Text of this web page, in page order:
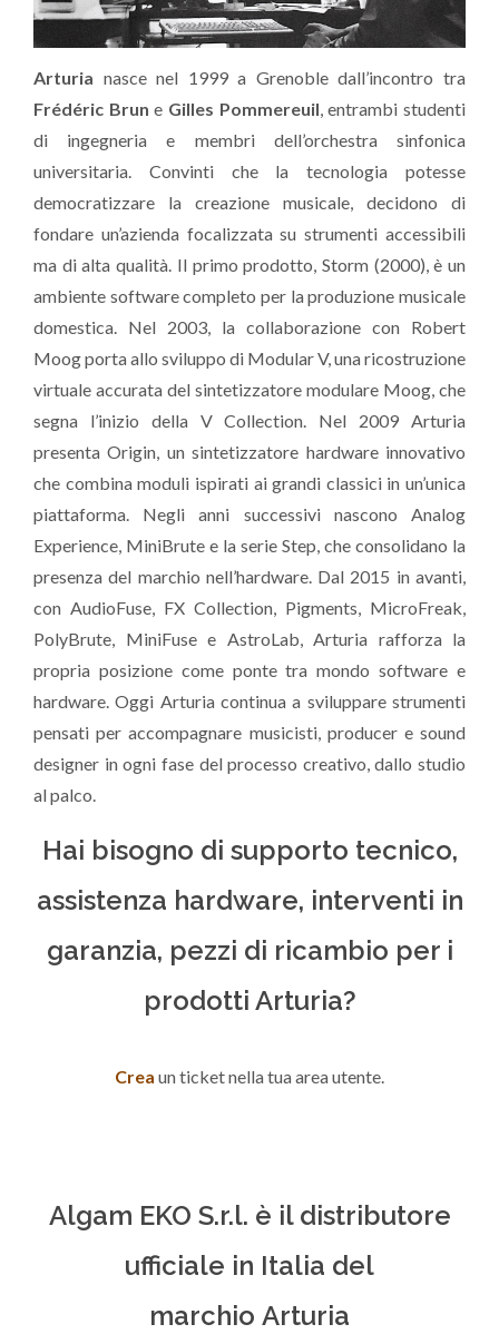
Arturia nasce nel 1999 a Grenoble dall’incontro tra
Frédéric Brun e Gilles Pommereuil, entrambi studenti
di ingegneria e membri dell’orchestra sinfonica
universitaria. Convinti che la tecnologia potesse
democratizzare la creazione musicale, decidono di
fondare un’azienda focalizzata su strumenti accessibili
ma di alta qualità. Il primo prodotto, Storm (2000), è un
ambiente software completo per la produzione musicale
domestica. Nel 2003, la collaborazione con Robert
Moog porta allo sviluppo di Modular V, una ricostruzione
virtuale accurata del sintetizzatore modulare Moog, che
segna l’inizio della V Collection. Nel 2009 Arturia
presenta Origin, un sintetizzatore hardware innovativo
che combina moduli ispirati ai grandi classici in un’unica
piattaforma. Negli anni successivi nascono Analog
Experience, MiniBrute e la serie Step, che consolidano la
presenza del marchio nell’hardware. Dal 2015 in avanti,
con AudioFuse, FX Collection, Pigments, MicroFreak,
PolyBrute, MiniFuse e AstroLab, Arturia rafforza la
propria posizione come ponte tra mondo software e
hardware. Oggi Arturia continua a sviluppare strumenti
pensati per accompagnare musicisti, producer e sound
designer in ogni fase del processo creativo, dallo studio
al palco.
Hai bisogno di supporto tecnico,
assistenza hardware, interventi in
garanzia, pezzi di ricambio per i
prodotti Arturia?
Crea un ticket nella tua area utente.
Algam EKO S.r.l. è il distributore
ufficiale in Italia del
marchio Arturia